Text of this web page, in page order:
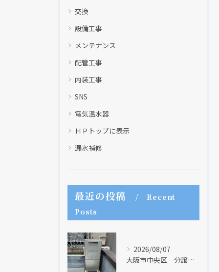
交換
設備工事
メンテナンス
配管工事
内装工事
SNS
電気温水器
ＨＰトップに表示
漏水補修
最近の投稿
Recent
Posts
2026/08/07
大阪市中央区 分譲マンションの給湯器取替リフォーム工事 UV除菌機能搭載給湯器